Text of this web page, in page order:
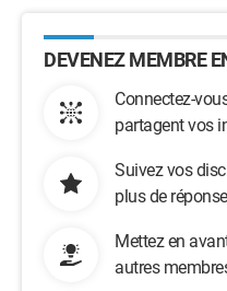
DEVENEZ MEMBRE
Connectez-
partagent vos
Suivez vos
plus de
Mettez en
autres